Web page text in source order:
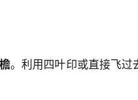
。利用四叶印或直接飞过